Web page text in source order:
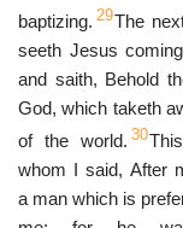
baptizing. 29The
seeth Jesus
and saith, Behold
God, which taketh
of the world. 30
whom I said, After
a man which is